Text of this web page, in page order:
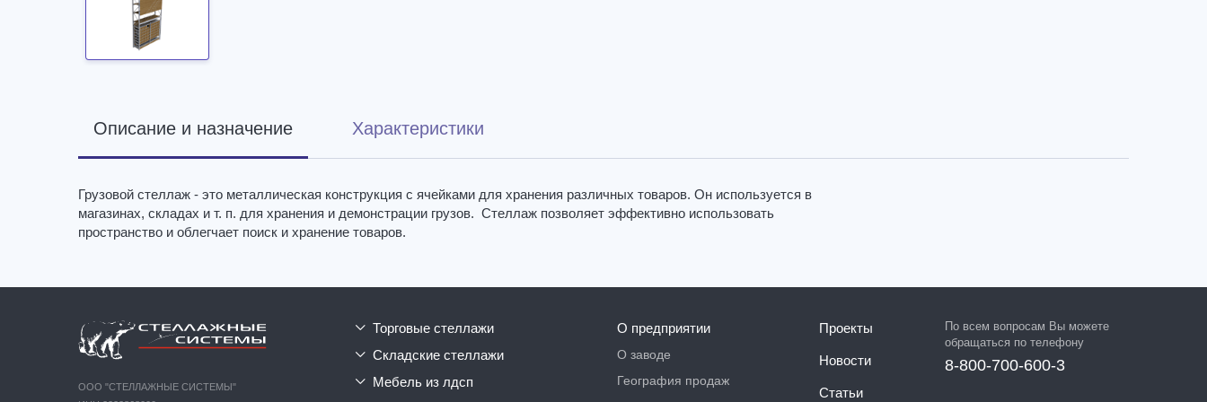
Описание и назначение Характеристики
Грузовой стеллаж - это металлическая конструкция с ячейками для хранения различных товаров. Он используется в
магазинах, складах и т. п. для хранения и демонстрации грузов. Стеллаж позволяет эффективно использовать
пространство и облегчает поиск и хранение товаров.
ООО "СТЕЛЛАЖНЫЕ СИСТЕМЫ"
торговые стеллажи
складские стеллажи
мебель из лдсп
О предприятии
О заводе
География продаж
Проекты
Новости
Статьи
По всем вопросам Вы можете
обращаться по телефону
8-800-700-600-3